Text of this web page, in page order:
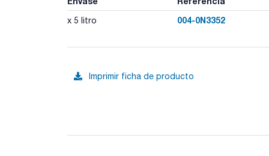
x 5 litro 004-0N3352
Imprimir ficha de producto